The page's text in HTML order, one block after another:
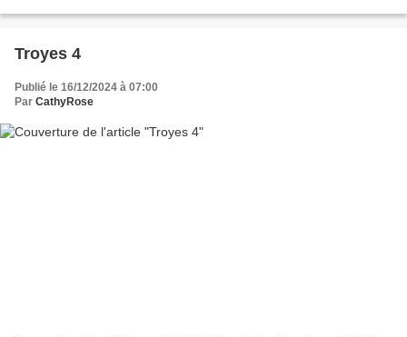
Troyes 4
Publié le 16/12/2024 à 07:00
Par CathyRose